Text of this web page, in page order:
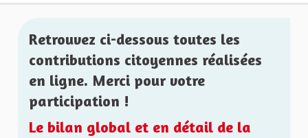
Retrouvez ci-dessous toutes les
contributions citoyennes réalisées
en ligne. Merci pour votre
participation !
Le bilan global et en détail de la